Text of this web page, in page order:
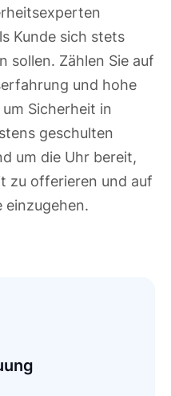
Kunde sich stets
Zählen Sie auf
und hohe
Sicherheit in
geschulten
um die Uhr bereit,
zu offerieren und auf
einzugehen.